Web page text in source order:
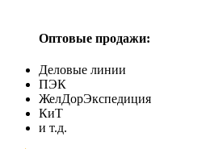
Оптовые продажи:
Деловые линии
ПЭК
ЖелДорЭкспедиция
КиТ
и т.д.